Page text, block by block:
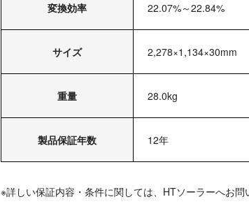
変換効率 22.07%～22.84%
サイズ 2,278×1,134×30mm
重量 28.0kg
製品保証年数 12年
※詳しい保証内容・条件に関しては、HTソーラーへお問